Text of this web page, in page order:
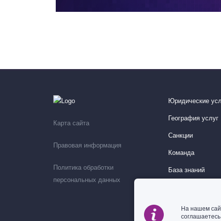
Карта сайта
Правовая информация
Политика обработки
персональных данных
Юридические
География услуг
Санкции
Команда
База знаний
На нашем
соглашаетесь